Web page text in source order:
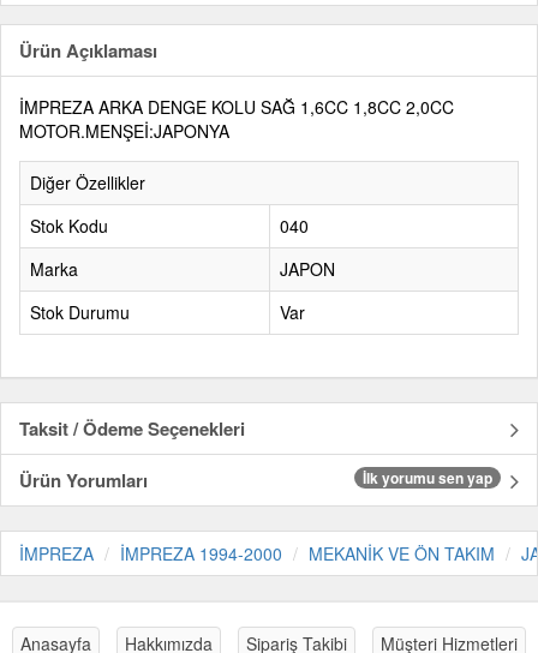
Ürün Açıklaması
İMPREZA ARKA DENGE KOLU SAĞ 1,6CC 1,8CC 2,0CC
MOTOR.MENŞEİ:JAPONYA
Diğer Özellikler
Stok Kodu
040
Marka
JAPON
Stok Durumu
Var
Taksit / Ödeme Seçenekleri
Ürün Yorumları
İlk yorumu sen yap
İMPREZA İMPREZA 1994-2000 MEKANİK VE ÖN TAKIM
Anasayfa Hakkımızda Sipariş Takibi Müşteri Hizmetleri